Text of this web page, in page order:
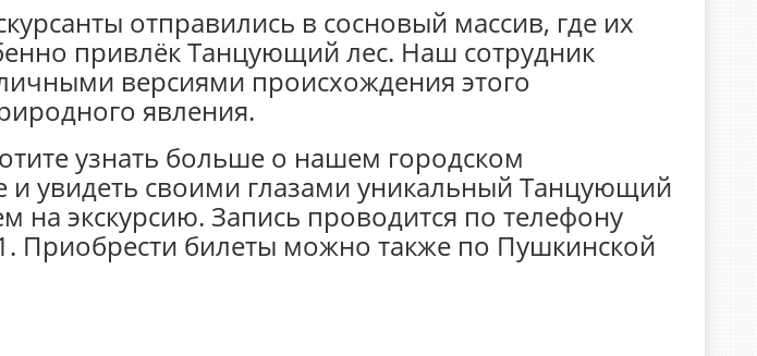
отправились в сосновый массив, где их
привлёк Танцующий лес. Наш сотрудник
версиями происхождения этого
явления.
узнать больше о нашем городском
и увидеть своими глазами уникальный Танцующий
на экскурсию. Запись проводится по телефону
Приобрести билеты можно также по Пушкинской